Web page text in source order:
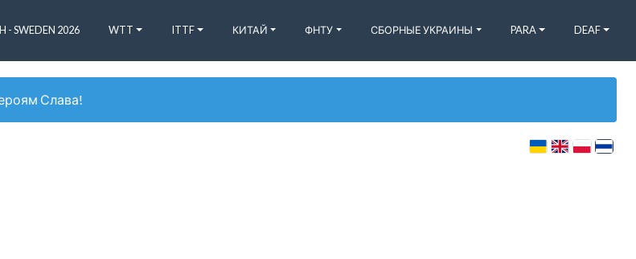
- SWEDEN 2026 WTT ITTF КИТАЙ ФНТУ СБОРНЫЕ УКРАИНЫ PARA DEAF
Слава!